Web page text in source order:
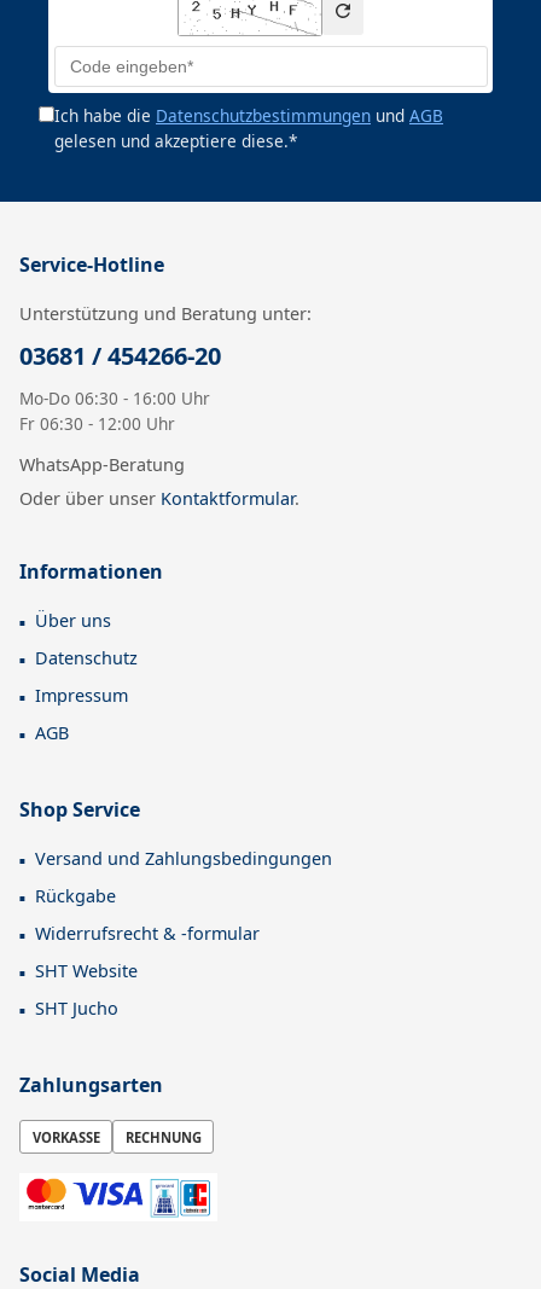
Ich habe die Datenschutzbestimmungen und AGB
gelesen und akzeptiere diese.*
Service-Hotline
Unterstützung und Beratung unter:
03681 / 454266-20
Mo-Do 06:30 - 16:00 Uhr
Fr 06:30 - 12:00 Uhr
WhatsApp-Beratung
Oder über unser Kontaktformular.
Informationen
Über uns
Datenschutz
Impressum
AGB
Shop Service
Versand und Zahlungsbedingungen
Rückgabe
Widerrufsrecht & -formular
SHT Website
SHT Jucho
Zahlungsarten
VORKASSE RECHNUNG
Social Media